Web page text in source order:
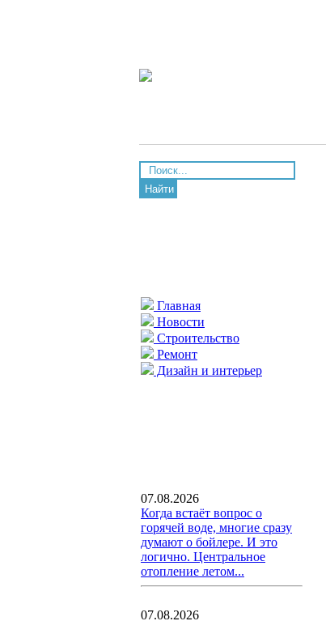
Найти
Главная
Новости
Строительство
Ремонт
Дизайн и интерьер
07.08.2026
Когда встаёт вопрос о
горячей воде, многие сразу
думают о бойлере. И это
логично. Центральное
отопление летом...
07.08.2026